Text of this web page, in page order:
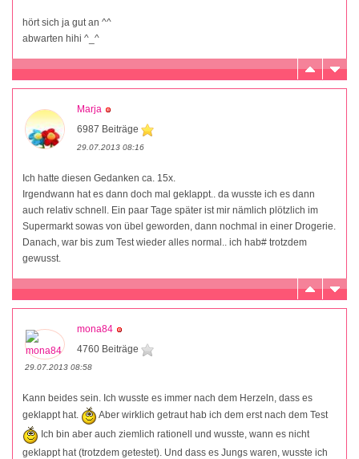
hört sich ja gut an ^^
abwarten hihi ^_^
Marja
6987 Beiträge
29.07.2013 08:16
Ich hatte diesen Gedanken ca. 15x.
Irgendwann hat es dann doch mal geklappt.. da wusste ich es dann
auch relativ schnell. Ein paar Tage später ist mir nämlich plötzlich im
Supermarkt sowas von übel geworden, dann nochmal in einer Drogerie.
Danach, war bis zum Test wieder alles normal.. ich hab# trotzdem
gewusst.
mona84
4760 Beiträge
29.07.2013 08:58
Kann beides sein. Ich wusste es immer nach dem Herzeln, dass es
geklappt hat.
Aber wirklich getraut hab ich dem erst nach dem Test
Ich bin aber auch ziemlich rationell und wusste, wann es nicht
geklappt hat (trotzdem getestet). Und dass es Jungs waren, wusste ich